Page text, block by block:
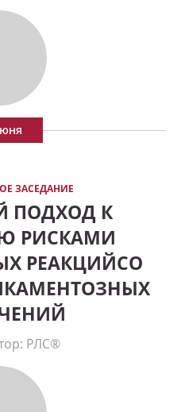
ЗАСЕДАНИЕ
ПОДХОД К
РИСКАМИ
РЕАКЦИЙСО
РЛС®